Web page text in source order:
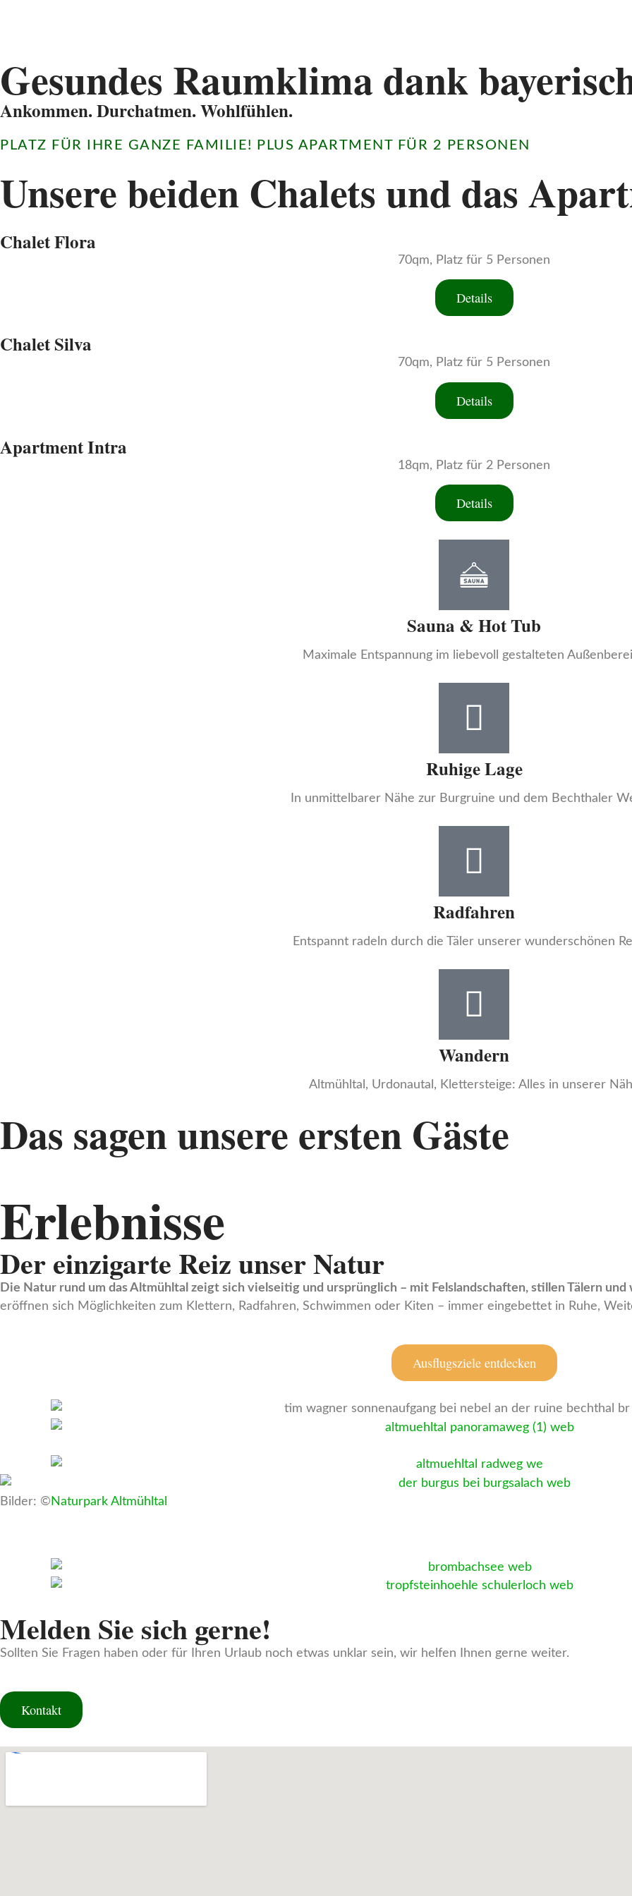
Gesundes Raumklima dank
Ankommen. Durchatmen. Wohlfühlen.
PLATZ FÜR IHRE GANZE FAMILIE! PLUS APARTMENT FÜR 2 PERSONEN
Unsere beiden Chalets und das
Chalet Flora
70qm, Platz für 5 Personen
Details
Chalet Silva
70qm, Platz für 5 Personen
Details
Apartment Intra
18qm, Platz für 2 Personen
Details
Sauna & Hot Tub
Maximale Entspannung im liebevoll gestalteten
Ruhige Lage
In unmittelbarer Nähe zur Burgruine und dem Bechthaler
Radfahren
Entspannt radeln durch die Täler unserer wunderschönen
Wandern
Altmühltal, Urdonautal, Klettersteige: Alles in unserer
Das sagen unsere ersten Gäste
Erlebnisse
Der einzigarte Reiz unser Natur
Die Natur rund um das Altmühltal zeigt sich vielseitig und ursprünglich – mit Felslandschaften, stillen Tälern
eröffnen sich Möglichkeiten zum Klettern, Radfahren, Schwimmen oder Kiten – immer eingebettet in Ruhe,
Ausflugsziele entdecken
Bilder: © Naturpark Altmühltal
Melden Sie sich gerne!
Sollten Sie Fragen haben oder für Ihren Urlaub noch etwas unklar sein, wir helfen Ihnen gerne weiter.
Kontakt